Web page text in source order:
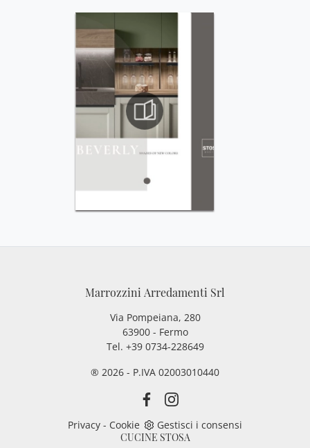
Marrozzini Arredamenti Srl
Via Pompeiana, 280
63900 - Fermo
Tel. +39 0734-228649
® 2026 - P.IVA 02003010440
Privacy - Cookie
Gestisci i consensi
CUCINE STOSA